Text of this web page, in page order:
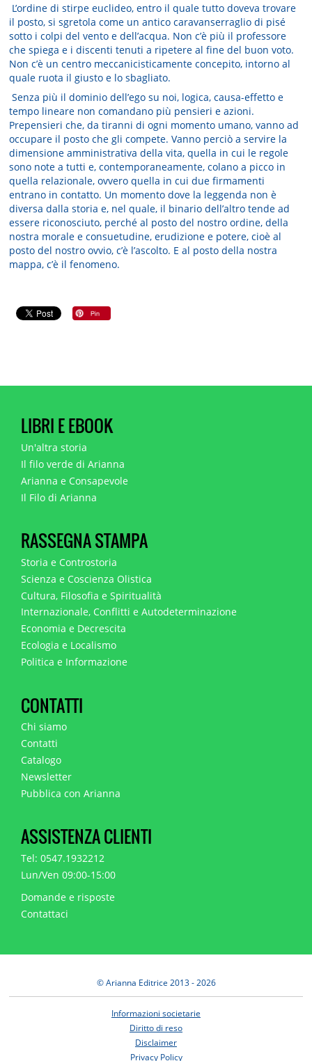
L’ordine di stirpe euclideo, entro il quale tutto doveva trovare
il posto, si sgretola come un antico caravanserraglio di pisé
sotto i colpi del vento e dell’acqua. Non c’è più il professore
che spiega e i discenti tenuti a ripetere al fine del buon voto.
Non c’è un centro meccanicisticamente concepito, intorno al
quale ruota il giusto e lo sbagliato.
Senza più il dominio dell’ego su noi, logica, causa-effetto e
tempo lineare non comandano più pensieri e azioni.
Prepensieri che, da tiranni di ogni momento umano, vanno ad
occupare il posto che gli compete. Vanno perciò a servire la
dimensione amministrativa della vita, quella in cui le regole
sono note a tutti e, contemporaneamente, colano a picco in
quella relazionale, ovvero quella in cui due firmamenti
entrano in contatto. Un momento dove la leggenda non è
diversa dalla storia e, nel quale, il binario dell’altro tende ad
essere riconosciuto, perché al posto del nostro ordine, della
nostra morale e consuetudine, erudizione e potere, cioè al
posto del nostro ovvio, c’è l’ascolto. E al posto della nostra
mappa, c’è il fenomeno.
LIBRI E EBOOK
Un'altra storia
Il filo verde di Arianna
Arianna e Consapevole
Il Filo di Arianna
RASSEGNA STAMPA
Storia e Controstoria
Scienza e Coscienza Olistica
Cultura, Filosofia e Spiritualità
Internazionale, Conflitti e Autodeterminazione
Economia e Decrescita
Ecologia e Localismo
Politica e Informazione
CONTATTI
Chi siamo
Contatti
Catalogo
Newsletter
Pubblica con Arianna
ASSISTENZA CLIENTI
Tel: 0547.1932212
Lun/Ven 09:00-15:00
Domande e risposte
Contattaci
© Arianna Editrice 2013 - 2026
Informazioni societarie
Diritto di reso
Disclaimer
Privacy Policy